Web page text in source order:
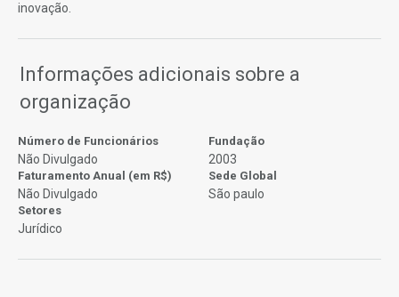
inovação.
Informações adicionais sobre a
organização
Número de Funcionários
Não Divulgado
Fundação
2003
Faturamento Anual (em R$)
Não Divulgado
Sede Global
São paulo
Setores
Jurídico